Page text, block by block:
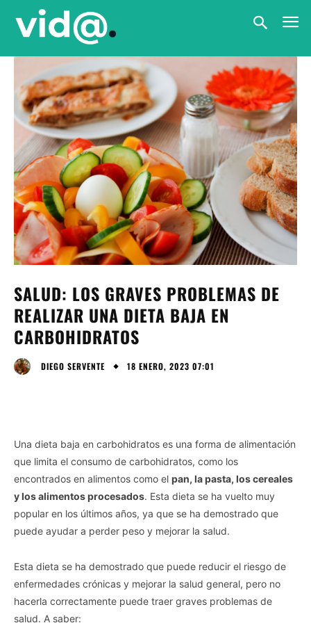
SALUD: LOS GRAVES PROBLEMAS DE
REALIZAR UNA DIETA BAJA EN
CARBOHIDRATOS
DIEGO SERVENTE 18 ENERO, 2023 07:01
Una dieta baja en carbohidratos es una forma de alimentación
que limita el consumo de carbohidratos, como los
encontrados en alimentos como el pan, la pasta, los cereales
y los alimentos procesados. Esta dieta se ha vuelto muy
popular en los últimos años, ya que se ha demostrado que
puede ayudar a perder peso y mejorar la salud.
Esta dieta se ha demostrado que puede reducir el riesgo de
enfermedades crónicas y mejorar la salud general, pero no
hacerla correctamente puede traer graves problemas de
salud. A saber: